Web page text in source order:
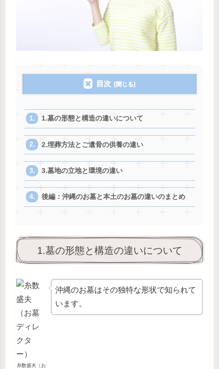
目次
1.墓の形態と構造の違いについて
2.埋葬方法とご遺骨の供養の違い
3.墓地の立地と環境の違い
後編：沖縄のお墓と本土のお墓の違いのまとめ
1.墓の形態と構造の違いについて
糸数盛夫（お
沖縄のお墓はその独特な形状で知られて
います。